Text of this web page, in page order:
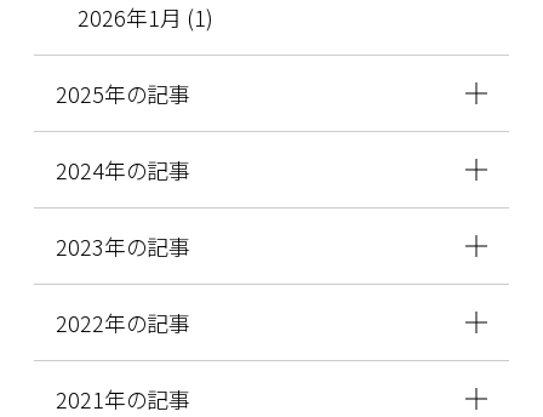
2026年1月 (1)
2025年の記事
2024年の記事
2023年の記事
2022年の記事
2021年の記事